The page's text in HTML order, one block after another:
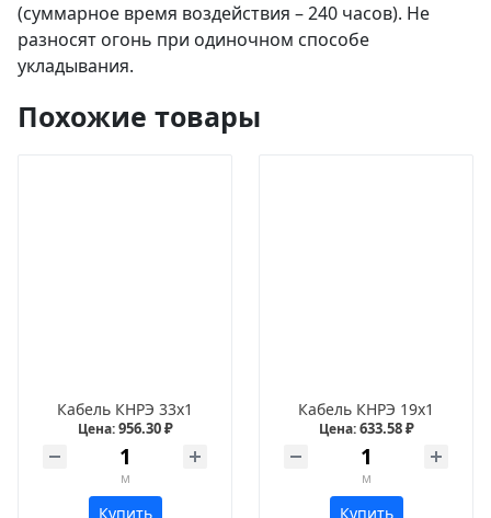
(суммарное время воздействия – 240 часов). Не
разносят огонь при одиночном способе
укладывания.
Похожие товары
Кабель КНРЭ 33х1
Цена:956.30 ₽
м
Купить
Кабель КНРЭ 19х1
Цена:633.58 ₽
м
Купить